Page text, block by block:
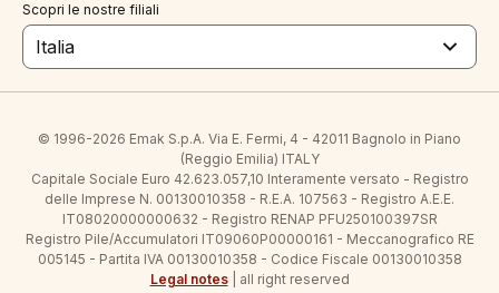
Scopri le nostre filiali
Italia
© 1996-2026 Emak S.p.A. Via E. Fermi, 4 - 42011 Bagnolo in Piano
(Reggio Emilia) ITALY
Capitale Sociale Euro 42.623.057,10 Interamente versato - Registro
delle Imprese N. 00130010358 - R.E.A. 107563 - Registro A.E.E.
IT08020000000632 - Registro RENAP PFU250100397SR
Registro Pile/Accumulatori IT09060P00000161 - Meccanografico RE
005145 - Partita IVA 00130010358 - Codice Fiscale 00130010358
Legal notes| all right reserved